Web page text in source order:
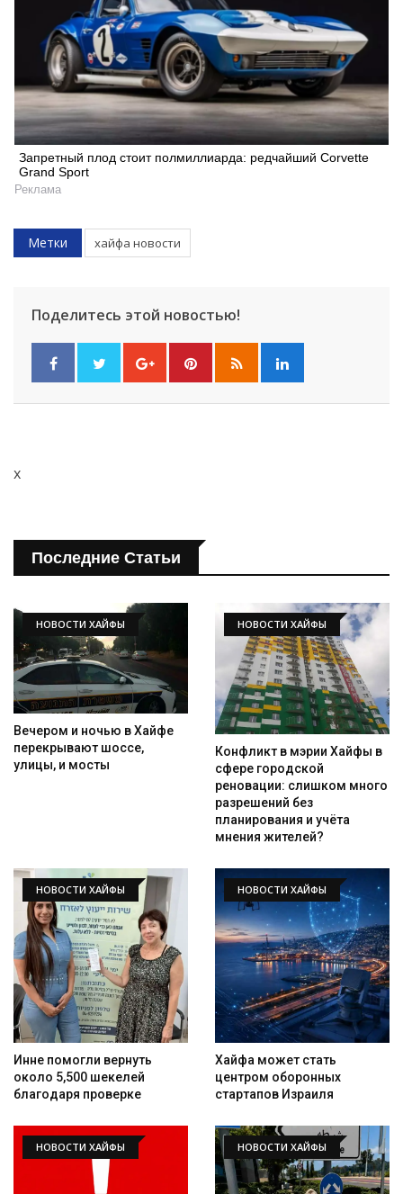
Искать
Запретный плод стоит полмиллиарда: редчайший Corvette
Grand Sport
Реклама
Метки хайфа новости
Поделитесь этой новостью!
x
Последние Статьи
НОВОСТИ ХАЙФЫ
Вечером и ночью в Хайфе
перекрывают шоссе,
улицы, и мосты
НОВОСТИ ХАЙФЫ
Конфликт в мэрии Хайфы в
сфере городской
реновации: слишком много
разрешений без
планирования и учёта
мнения жителей?
НОВОСТИ ХАЙФЫ
Инне помогли вернуть
около 5,500 шекелей
благодаря проверке
НОВОСТИ ХАЙФЫ
Хайфа может стать
центром оборонных
стартапов Израиля
НОВОСТИ ХАЙФЫ НОВОСТИ ХАЙФЫ